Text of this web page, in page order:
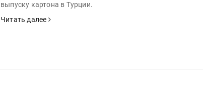
выпуску картона в Турции.
Читать далее